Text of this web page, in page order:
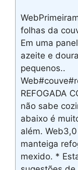
folhas da
Em uma
azeite e
pequenos..
REFOGADA
não sabe
abaixo é
além.
manteiga
mexido. *